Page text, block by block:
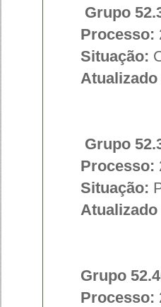
Grupo
Processo:
Situação:
Atualizado
Grupo
Processo:
Situação:
Atualizado
Grupo
Processo: